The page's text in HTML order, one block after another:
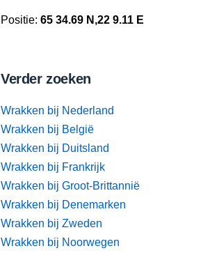
Positie: 65 34.69 N,22 9.11 E
Verder zoeken
Wrakken bij Nederland
Wrakken bij België
Wrakken bij Duitsland
Wrakken bij Frankrijk
Wrakken bij Groot-Brittannië
Wrakken bij Denemarken
Wrakken bij Zweden
Wrakken bij Noorwegen